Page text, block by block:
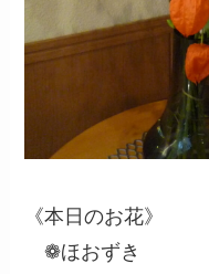
《本日のお花》
❁ほおずき (